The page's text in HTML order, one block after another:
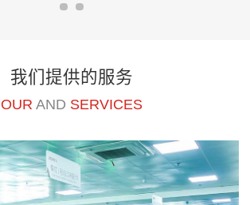
我们提供的服务
OUR AND SERVICES